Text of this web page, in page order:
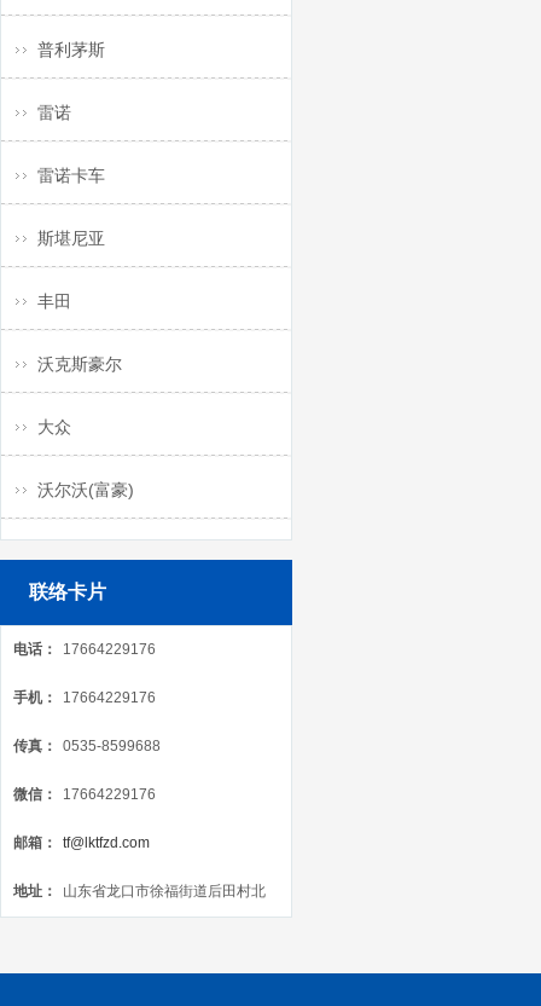
普利茅斯
雷诺
雷诺卡车
斯堪尼亚
丰田
沃克斯豪尔
大众
沃尔沃(富豪)
联络卡片
电话： 17664229176
手机： 17664229176
传真： 0535-8599688
微信： 17664229176
邮箱： tf@lktfzd.com
地址： 山东省龙口市徐福街道后田村北